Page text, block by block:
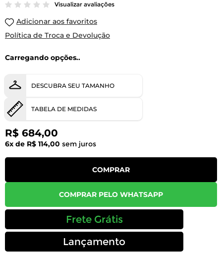
Visualizar avaliações
Adicionar aos favoritos
Política de Troca e Devolução
Carregando opções..
DESCUBRA SEU TAMANHO
TABELA DE MEDIDAS
R$ 684,00
6x de R$ 114,00 sem juros
COMPRAR
COMPRAR PELO WHATSAPP
Frete Grátis
Lançamento